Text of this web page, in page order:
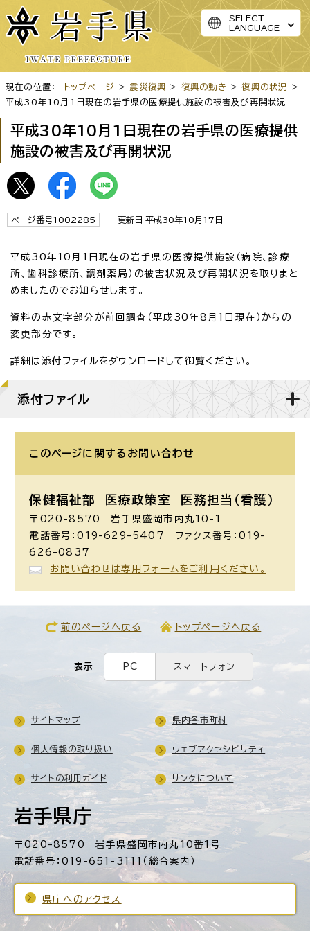
SELECT
LANGUAGE
現在の位置： トップページ > 震災復興 > 復興の動き >復興の状況
>
平成30年10月1日現在の岩手県の医療提供施設の被害及び再開状況
平成30年10月1日現在の岩手県の医療提供
施設の被害及び再開状況
ページ番号1002285 更新日 平成30年10月17日
平成30年10月1日現在の岩手県の医療提供施設（病院、診療
所、歯科診療所、調剤薬局）の被害状況及び再開状況を取りまと
めましたのでお知らせします。
資料の赤文字部分が前回調査（平成30年8月1日現在）からの
変更部分です。
詳細は添付ファイルをダウンロードして御覧ください。
添付ファイル
このページに関する お問い合わせ
保健福祉部 医療政策室 医務担当（看護）
〒020-8570 岩手県盛岡市内丸10-1
電話番号：019-629-5407 ファクス番号：019-
626-0837
お問い合わせは専用フォームをご利用ください。
前のページへ戻る トップページへ戻る
表示 PC スマートフォン
岩手県庁
〒020-8570 岩手県盛岡市内丸10番1号
電話番号：019-651-3111（総合案内）
県庁へのアクセス
サイトマップ 県内各市町村
個人情報の取り扱い ウェブアクセシビリティ
サイトの利用ガイド リンクについて